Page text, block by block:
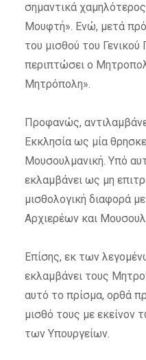
σημαντικά
Μουφτή». Ενώ, μετά
του μισθού του Γενικού
περιπτώσει ο
Μητρόπολη».
Προφανώς,
Εκκλησία ως μία
Μουσουλμανική. Υπό
εκλαμβάνει ως μη
μισθολογική διαφορά
Αρχιερέων και
Επίσης, εκ των
εκλαμβάνει τους
αυτό το πρίσμα, ορθά
μισθό τους με εκείνον
των Υπουργείων.